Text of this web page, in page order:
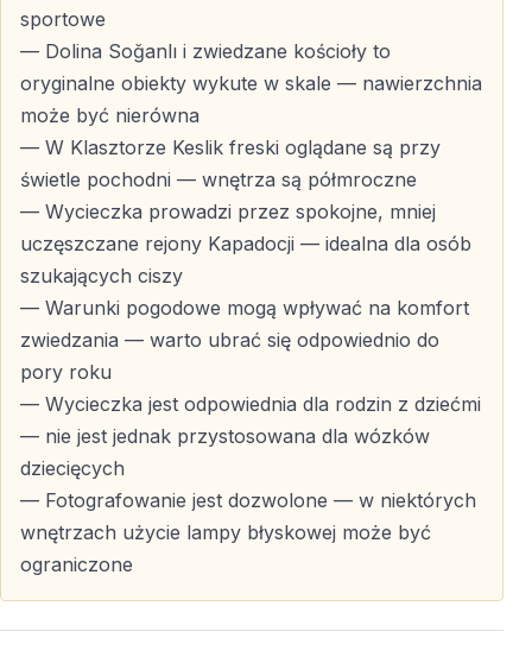
Spacer Doliną
— Łagodne trasy piesze
— Naturalne krajobrazy
— Idealne warunki do fotografii i obserwacji
Klasztor Keslik — Ukryte Freski
Duchowe Centrum w Pobliżu Wioski Cemil
Klasztor Keslik to jedno z najbardziej niezwykłych
miejsc sakralnych w Kapadocji.
— Kompleks wykuty w skale
— Freski ukryte pod warstwą sadzy
— Widoczne tylko przy świetle pochodni
— Przykład bizantyjskiego życia monastycznego
Powrót do Hotelu
sportowe
— Dolina Soğanlı i zwiedzane kościoły to
oryginalne obiekty wykute w skale — nawierzchnia
może być nierówna
— W Klasztorze Keslik freski oglądane są przy
świetle pochodni — wnętrza są półmroczne
— Wycieczka prowadzi przez spokojne, mniej
uczęszczane rejony Kapadocji — idealna dla osób
szukających ciszy
— Warunki pogodowe mogą wpływać na komfort
zwiedzania — warto ubrać się odpowiednio do
pory roku
— Wycieczka jest odpowiednia dla rodzin z dziećmi
— nie jest jednak przystosowana dla wózków
dziecięcych
— Fotografowanie jest dozwolone — w niektórych
wnętrzach użycie lampy błyskowej może być
ograniczone